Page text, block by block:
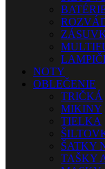
NOTY
OBLEČENIE
TRIČKÁ
MIKINY
TIELKA
ŠATKY
TAŠKY